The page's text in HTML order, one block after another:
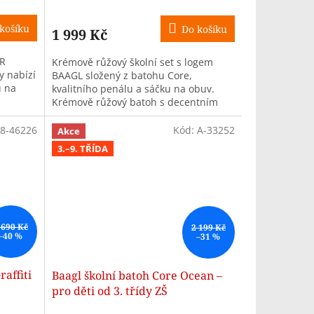
nabízí
na
1 999 Kč Do košíku
Krémově růžový školní set s logem
BAAGL složený z batohu Core,
kvalitního penálu a sáčku na obuv.
Krémově růžový batoh s decentním
logem BAAGL, bužírkou a jemnými
detaily se...
Kč
%
8-46226
Akce
3.–9. TŘÍDA
2 199 Kč
–31 %
Baagl školní batoh Core Ocean –
pro děti od 3. třídy ZŠ
Kód: A-33252